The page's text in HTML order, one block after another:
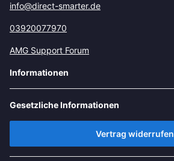
info@direct-smarter.de
03920077970
AMG Support Forum
Informationen
Gesetzliche Informationen
Vertrag widerrufen